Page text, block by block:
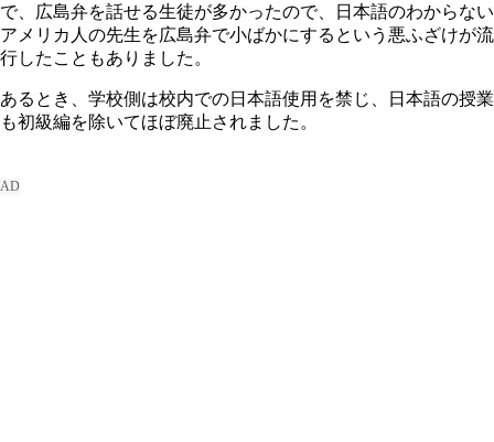
で、広島弁を話せる生徒が多かったので、日本語のわからない
アメリカ人の先生を広島弁で小ばかにするという悪ふざけが流
行したこともありました。
あるとき、学校側は校内での日本語使用を禁じ、日本語の授業
も初級編を除いてほぼ廃止されました。